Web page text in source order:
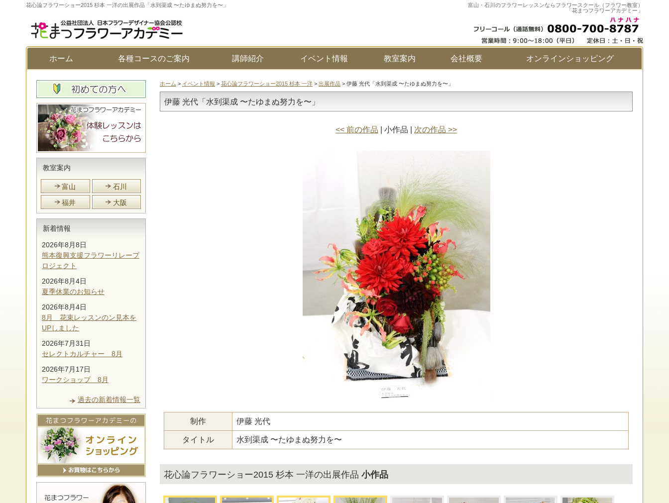
花心論フラワーショー2015 杉本 一洋の出展作品「水到渠成 〜たゆまぬ努力を〜」
富山・石川のフラワーレッスンならフラワースクール（フラワー教室）
「花まつフラワーアカデミー」
ホーム 各種コースのご案内 講師紹介 イベント情報 教室案内 会社概要 オンラインショッピング
ホーム > イベント情報 > 花心論フラワーショー2015 杉本 一洋 > 出展作品 > 伊藤 光代「水到渠成 〜たゆまぬ努力を〜」
伊藤 光代「水到渠成 〜たゆまぬ努力を〜」
<< 前の作品 | 小作品 | 次の作品 >>
制作 伊藤 光代
タイトル 水到渠成 〜たゆまぬ努力を〜
花心論フラワーショー2015 杉本 一洋の出展作品 小作品
教室案内
富山
石川
福井
大阪
新着情報
2026年8月8日
熊本復興支援フラワーリレープ
ロジェクト
2026年8月4日
夏季休業のお知らせ
2026年8月4日
8月 花束レッスンのン見本を
UPしました
2026年7月31日
セレクトカルチャー 8月
2026年7月17日
ワークショップ 8月
過去の新着情報一覧